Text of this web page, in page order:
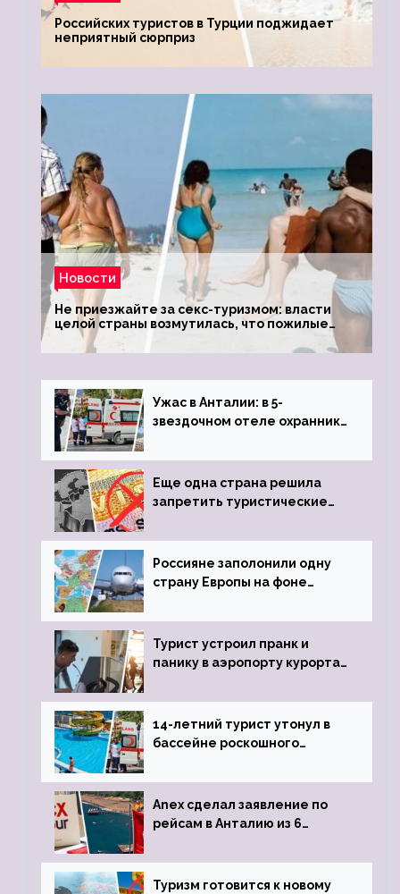
Российских туристов в Турции поджидает
неприятный сюрприз
Новости
Не приезжайте за секс-туризмом: власти
целой страны возмутилась, что пожилые
туристки массово едут к ним, чтобы
обзавестись молодыми любовниками
Ужас в Анталии: в 5-
звездочном отеле охранник
пистолета
Еще одна страна решила
запретить туристические
Россияне заполонили одну
страну Европы на фоне
виз
Турист устроил пранк и
панику в аэропорту курорта,
задержке рейса
14-летний турист утонул в
бассейне роскошного
Anex сделал заявление по
рейсам в Анталию из 6
Туризм готовится к новому